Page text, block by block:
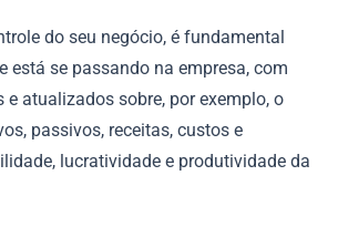
do seu negócio, é fundamental
está se passando na empresa, com
e atualizados sobre, por exemplo, o
passivos, receitas, custos e
lucratividade e produtividade da